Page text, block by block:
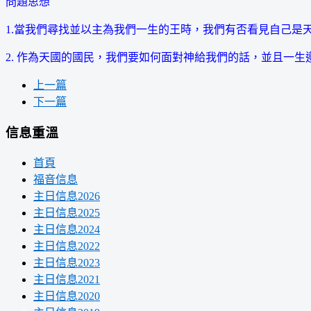
1.當我們尋找並以主為我們一生的王時，我們有否看見自己是
2. 作為天國的國民，我們要如何面對神給我們的話，並且一生
上一篇
下一篇
信息重溫
首頁
福音信息
主日信息2026
主日信息2025
主日信息2024
主日信息2022
主日信息2023
主日信息2021
主日信息2020